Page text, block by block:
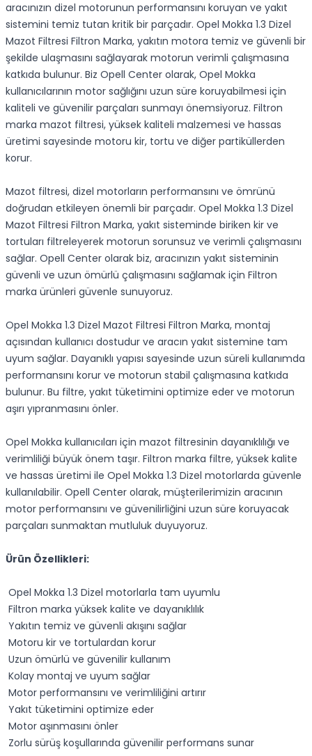
aracınızın dizel motorunun performansını koruyan ve yakıt
sistemini temiz tutan kritik bir parçadır. Opel Mokka 1.3 Dizel
Mazot Filtresi Filtron Marka, yakıtın motora temiz ve güvenli bir
şekilde ulaşmasını sağlayarak motorun verimli çalışmasına
katkıda bulunur. Biz Opell Center olarak, Opel Mokka
kullanıcılarının motor sağlığını uzun süre koruyabilmesi için
kaliteli ve güvenilir parçaları sunmayı önemsiyoruz. Filtron
marka mazot filtresi, yüksek kaliteli malzemesi ve hassas
üretimi sayesinde motoru kir, tortu ve diğer partiküllerden
korur.
Mazot filtresi, dizel motorların performansını ve ömrünü
doğrudan etkileyen önemli bir parçadır. Opel Mokka 1.3 Dizel
Mazot Filtresi Filtron Marka, yakıt sisteminde biriken kir ve
tortuları filtreleyerek motorun sorunsuz ve verimli çalışmasını
sağlar. Opell Center olarak biz, aracınızın yakıt sisteminin
güvenli ve uzun ömürlü çalışmasını sağlamak için Filtron
marka ürünleri güvenle sunuyoruz.
Opel Mokka 1.3 Dizel Mazot Filtresi Filtron Marka, montaj
açısından kullanıcı dostudur ve aracın yakıt sistemine tam
uyum sağlar. Dayanıklı yapısı sayesinde uzun süreli kullanımda
performansını korur ve motorun stabil çalışmasına katkıda
bulunur. Bu filtre, yakıt tüketimini optimize eder ve motorun
aşırı yıpranmasını önler.
Opel Mokka kullanıcıları için mazot filtresinin dayanıklılığı ve
verimliliği büyük önem taşır. Filtron marka filtre, yüksek kalite
ve hassas üretimi ile Opel Mokka 1.3 Dizel motorlarda güvenle
kullanılabilir. Opell Center olarak, müşterilerimizin aracının
motor performansını ve güvenilirliğini uzun süre koruyacak
parçaları sunmaktan mutluluk duyuyoruz.
Ürün Özellikleri:
Opel Mokka 1.3 Dizel motorlarla tam uyumlu
Filtron marka yüksek kalite ve dayanıklılık
Yakıtın temiz ve güvenli akışını sağlar
Motoru kir ve tortulardan korur
Uzun ömürlü ve güvenilir kullanım
Kolay montaj ve uyum sağlar
Motor performansını ve verimliliğini artırır
Yakıt tüketimini optimize eder
Motor aşınmasını önler
Zorlu sürüş koşullarında güvenilir performans sunar